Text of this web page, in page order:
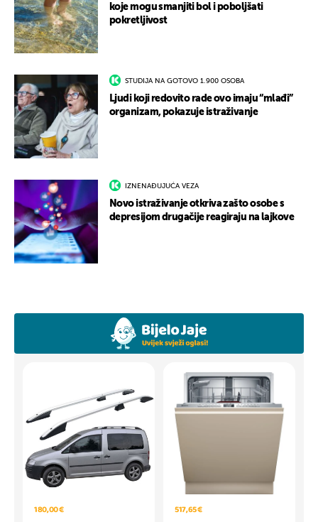
koje mogu smanjiti bol i poboljšati
pokretljivost
STUDIJA NA GOTOVO 1.900 OSOBA
Ljudi koji redovito rade ovo imaju “mlađi”
organizam, pokazuje istraživanje
IZNENAĐUJUĆA VEZA
Novo istraživanje otkriva zašto osobe s
depresijom drugačije reagiraju na lajkove
180,00 € 517,65 €